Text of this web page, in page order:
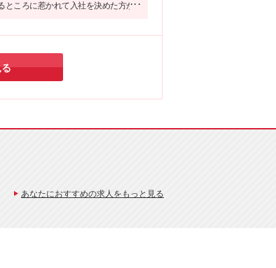
ところに惹かれて入社を決めた方が
、安定志向のあなたにピッタリな働
あなたにおすすめの求人をもっと見る